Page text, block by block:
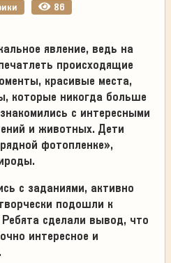
86
явление, ведь на
происходящие
красивые места,
которые никогда больше
с интересными
и животных. Дети
фотопленке»,
с заданиями, активно
подошли к
сделали вывод, что
интересное и